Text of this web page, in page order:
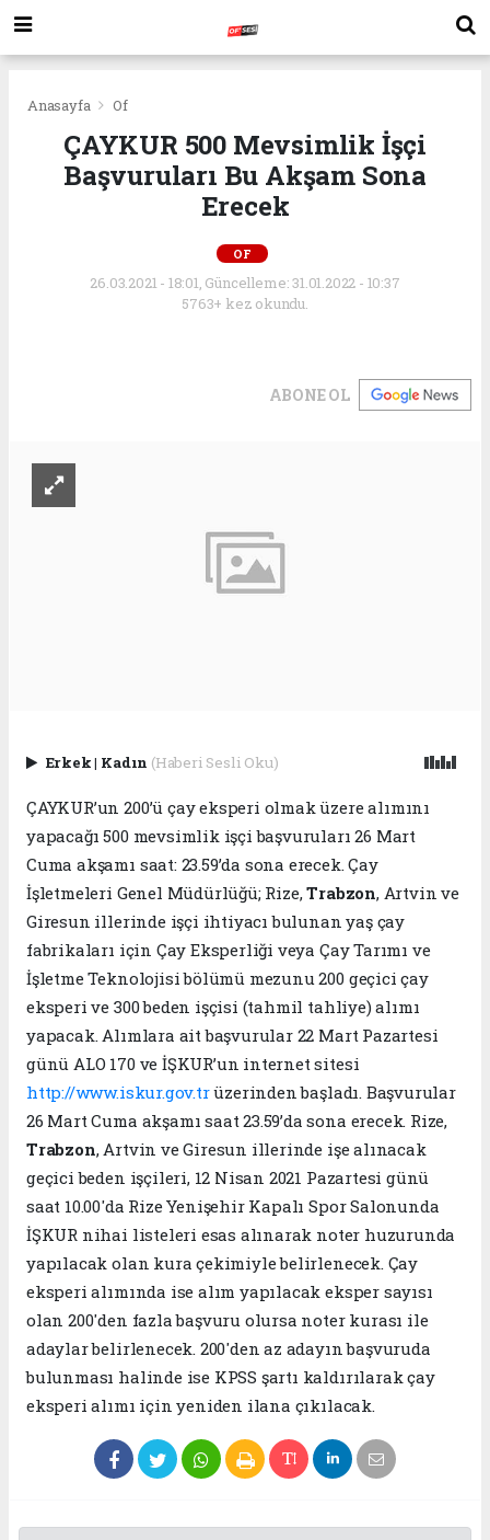
Anasayfa Of
ÇAYKUR 500 Mevsimlik İşçi
Başvuruları Bu Akşam Sona
Erecek
OF
26.03.2021 - 18:01, Güncelleme: 31.01.2022 - 10:37
5763+ kez okundu.
ABONE OL
Erkek| Kadın (Haberi Sesli Oku)
ÇAYKUR’un 200’ü çay eksperi olmak üzere alımını
yapacağı 500 mevsimlik işçi başvuruları 26 Mart
Cuma akşamı saat: 23.59’da sona erecek. Çay
İşletmeleri Genel Müdürlüğü; Rize,Trabzon, Artvin ve
Giresun illerinde işçi ihtiyacı bulunan yaş çay
fabrikaları için Çay Eksperliği veya Çay Tarımı ve
İşletme Teknolojisi bölümü mezunu 200 geçici çay
eksperi ve 300 beden işçisi (tahmil tahliye) alımı
yapacak. Alımlara ait başvurular 22 Mart Pazartesi
günü ALO 170 ve İŞKUR’un internet sitesi
http://www.iskur.gov.trüzerinden başladı. Başvurular
26 Mart Cuma akşamı saat 23.59’da sona erecek. Rize,
Trabzon, Artvin ve Giresun illerinde işe alınacak
geçici beden işçileri, 12 Nisan 2021 Pazartesi günü
saat 10.00'da Rize Yenişehir Kapalı Spor Salonunda
İŞKUR nihai listeleri esas alınarak noter huzurunda
yapılacak olan kura çekimiyle belirlenecek. Çay
eksperi alımında ise alım yapılacak eksper sayısı
olan 200'den fazla başvuru olursa noter kurası ile
adaylar belirlenecek. 200'den az adayın başvuruda
bulunması halinde ise KPSS şartı kaldırılarak çay
eksperi alımı için yeniden ilana çıkılacak.